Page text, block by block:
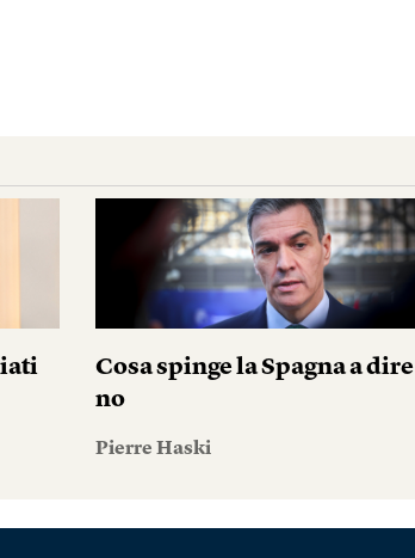
Cosa spinge la Spagna a dire
no
Pierre Haski